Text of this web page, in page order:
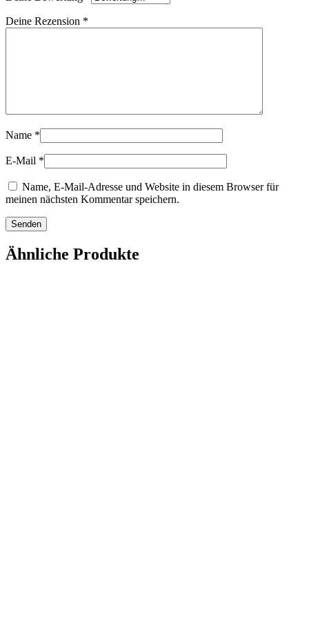
Deine Rezension *
Name *
E-Mail *
Name, E-Mail-Adresse und Website in diesem Browser für
meinen nächsten Kommentar speichern.
Ähnliche Produkte